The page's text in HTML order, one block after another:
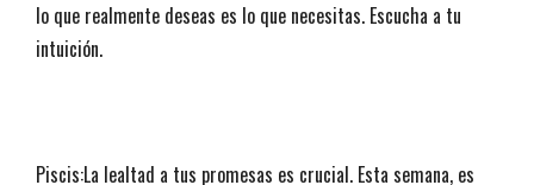
lo que realmente deseas es lo que necesitas. Escucha a tu
intuición.
Piscis:La lealtad a tus promesas es crucial. Esta semana, es